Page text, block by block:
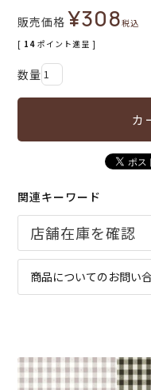
販売価格 ¥308税込
[ 14 ポイント進呈 ]
カ
関連キーワード
商品についてのお問い